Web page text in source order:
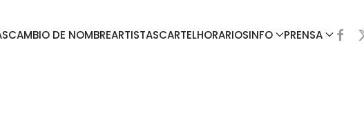
CAMBIO DE NOMBREARTISTASCARTELHORARIOSINFO PRENSA